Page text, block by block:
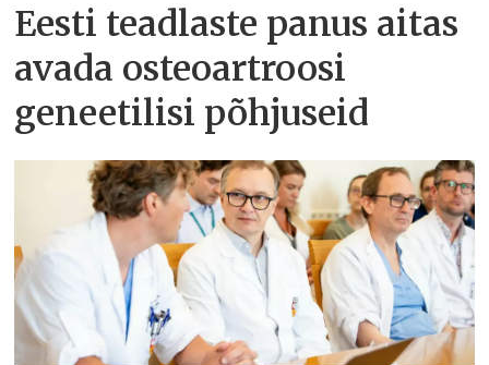
Eesti teadlaste panus aitas
avada osteoartroosi
geneetilisi põhjuseid